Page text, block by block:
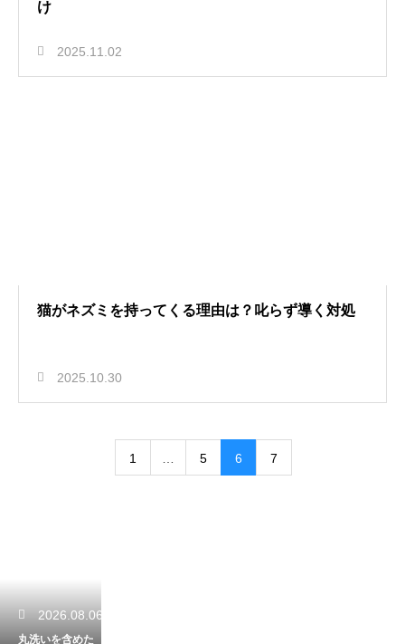
け
2025.11.02
猫がネズミを持ってくる理由は？叱らず導く対処
2025.10.30
1 5 6 7
2026.08.06
丸洗いを含めた